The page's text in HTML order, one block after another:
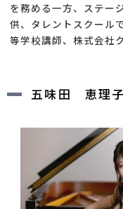
を務める一方、ステー
供、タレントスクール
等学校講師、株式会社
五味田 恵理子